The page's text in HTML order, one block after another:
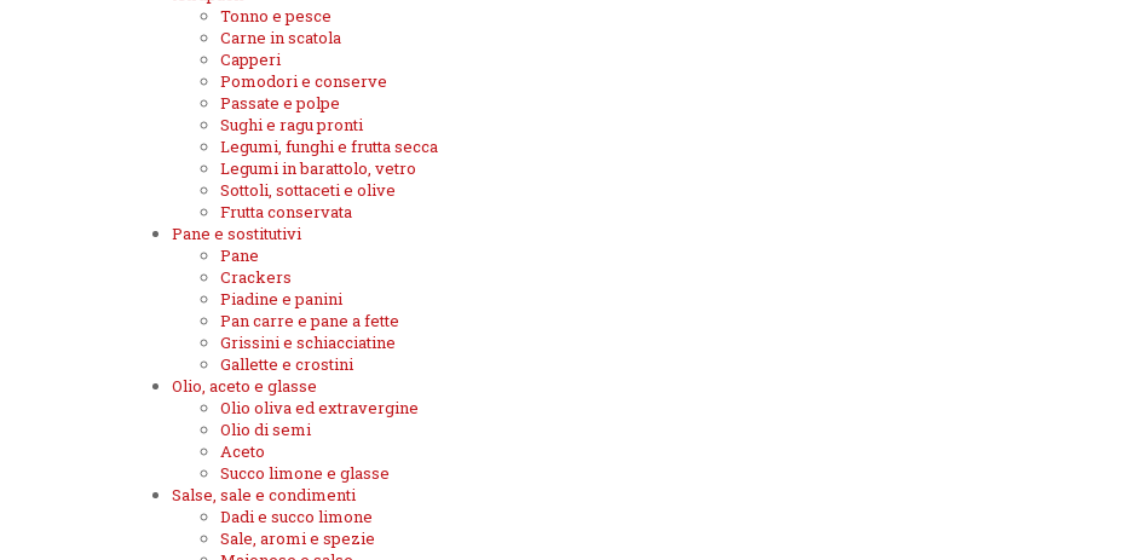
Tonno e pesce
Carne in scatola
Capperi
Pomodori e conserve
Passate e polpe
Sughi e ragu pronti
Legumi, funghi e frutta secca
Legumi in barattolo, vetro
Sottoli, sottaceti e olive
Frutta conservata
Pane e sostitutivi
Pane
Crackers
Piadine e panini
Pan carre e pane a fette
Grissini e schiacciatine
Gallette e crostini
Olio, aceto e glasse
Olio oliva ed extravergine
Olio di semi
Aceto
Succo limone e glasse
Salse, sale e condimenti
Dadi e succo limone
Sale, aromi e spezie